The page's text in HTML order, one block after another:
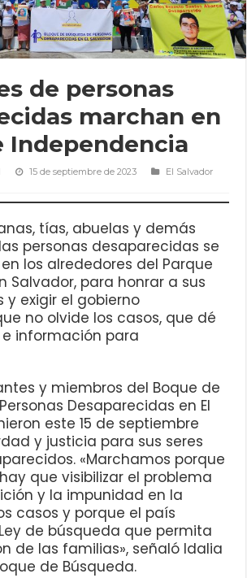
de personas
marchan en
Independencia
15 de septiembre de 2023
El Salvador
tías, abuelas y demás
personas desaparecidas se
los alrededores del Parque
Salvador, para honrar a sus
y exigir el gobierno
no olvide los casos, que dé
información para
y miembros del Boque de
Desaparecidas en El
este 15 de septiembre
y justicia para sus seres
«Marchamos porque
que visibilizar el problema
y la impunidad en la
casos y porque el país
de búsqueda que permita
de las familias», señaló Idalia
de Búsqueda.